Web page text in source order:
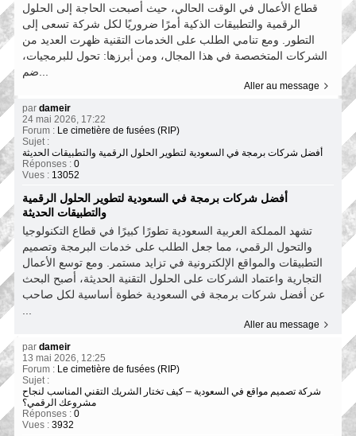
قطاع الأعمال في الوقت الحالي، حيث أصبحت الحاجة إلى الحلول
الرقمية والتطبيقات الذكية أمرًا ضروريًا لكل شركة تسعى إلى
التطور. ومع تنامي الطلب على الخدمات التقنية ظهرت العديد من
الشركات المتخصصة في هذا المجال، ومن أبرزها: تحول للبرمجيات،
Aller au message
par dameir
24 mai 2026, 17:22
Forum : Le cimetière de fusées (RIP)
Sujet :
أفضل شركات برمجة في السعودية لتطوير الحلول الرقمية والتطبيقات الحديثة
Réponses : 0
Vues : 13052
أفضل شركات برمجة في السعودية لتطوير الحلول الرقمية
والتطبيقات الحديثة
تشهد المملكة العربية السعودية تطورًا كبيرًا في قطاع التكنولوجيا
والتحول الرقمي، مما جعل الطلب على خدمات البرمجة وتصميم
التطبيقات والمواقع الإلكترونية في تزايد مستمر. ومع توسع الأعمال
التجارية واعتماد الشركات على الحلول التقنية الحديثة، أصبح البحث
عن أفضل شركات برمجة في السعودية خطوة أساسية لكل صاحب
Aller au message
par dameir
13 mai 2026, 12:25
Forum : Le cimetière de fusées (RIP)
Sujet :
شركة تصميم مواقع في السعودية – كيف تختار الشريك التقني المناسب لنجاح
مشروعك الرقمي؟
Réponses : 0
Vues : 3932